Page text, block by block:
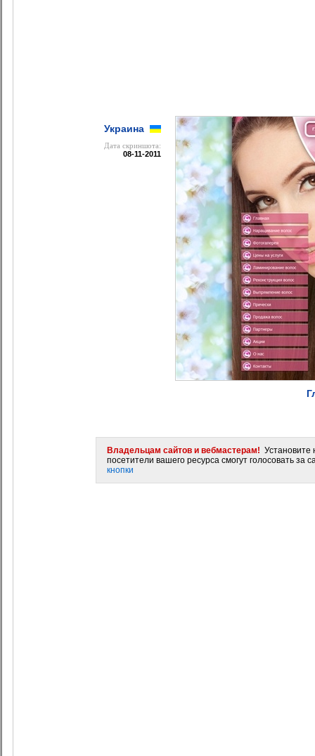
Украина
Дата cкриншота:
08-11-2011
Владельцам сайтов и вебмастерам! Установите
посетители вашего ресурса смогут голосовать за
кнопки